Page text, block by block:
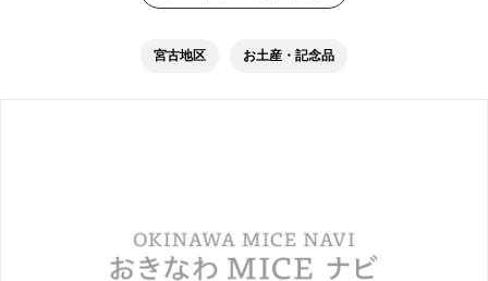
宮古地区 お土産・記念品